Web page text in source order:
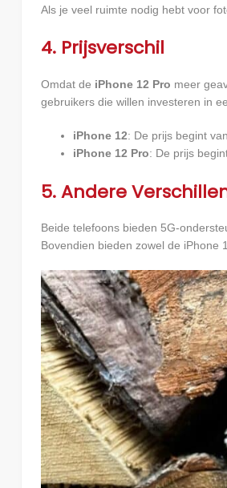
Als je veel ruimte nodig hebt voor
4. Prijsverschil
Omdat de iPhone 12 Pro meer
gebruikers die willen investeren in
iPhone 12: De prijs begint
iPhone 12 Pro: De prijs
5. Andere
Beide telefoons bieden 5G-
Bovendien bieden zowel de iPhone